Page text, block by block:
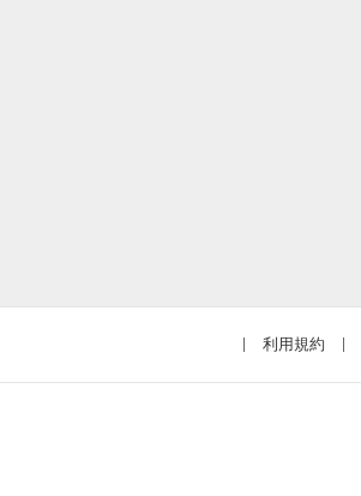
利用規約